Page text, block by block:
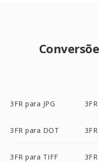
3FR para JPG
3FR para DOT
3FR para TIFF